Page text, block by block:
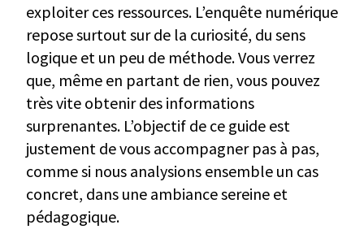
exploiter ces ressources. L’enquête numérique
repose surtout sur de la curiosité, du sens
logique et un peu de méthode. Vous verrez
que, même en partant de rien, vous pouvez
très vite obtenir des informations
surprenantes. L’objectif de ce guide est
justement de vous accompagner pas à pas,
comme si nous analysions ensemble un cas
concret, dans une ambiance sereine et
pédagogique.